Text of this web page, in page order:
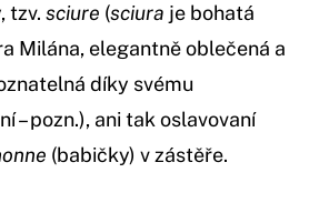
tzv. sciure (sciura je bohatá
Milána, elegantně oblečená a
díky svému
– pozn.), ani tak oslavovaní
(babičky) v zástěře.